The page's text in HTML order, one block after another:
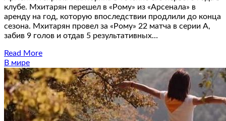
клубе. Мхитарян перешел в «Рому» из «Арсенала» в
аренду на год, которую впоследствии продлили до конца
сезона. Мхитарян провел за «Рому» 22 матча в серии А,
забив 9 голов и отдав 5 результативных…
Read More
В мире